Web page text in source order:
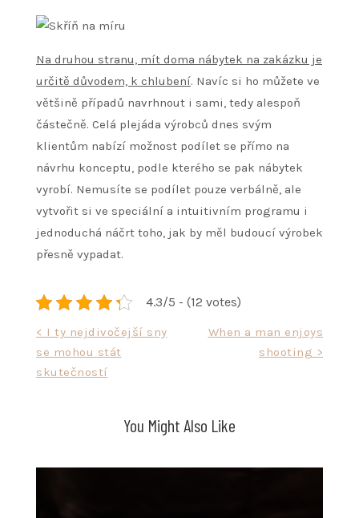
Na druhou stranu, mít doma nábytek na zakázku je
určitě důvodem, k chlubení. Navíc si ho můžete ve
většině případů navrhnout i sami, tedy alespoň
částečně. Celá plejáda výrobců dnes svým
klientům nabízí možnost podílet se přímo na
návrhu konceptu, podle kterého se pak nábytek
vyrobí. Nemusíte se podílet pouze verbálně, ale
vytvořit si ve speciální a intuitivním programu i
jednoduchá náčrt toho, jak by měl budoucí výrobek
přesně vypadat.
4.3/5 - (12 votes)
Navigace
příspěvek
< I ty nejdivočejší sny
se mohou stát
skutečností
When a man enjoys
shooting >
You Might Also Like